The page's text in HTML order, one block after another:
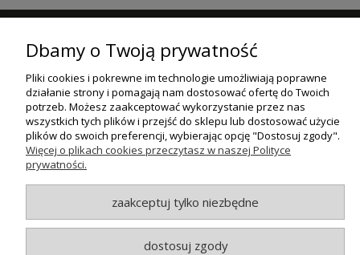
ZAKUPY
POMOC
MOJE KONTO
INFORMACJE
Dbamy o Twoją prywatność
Pliki cookies i pokrewne im technologie umożliwiają poprawne
działanie strony i pomagają nam dostosować ofertę do Twoich
potrzeb. Możesz zaakceptować wykorzystanie przez nas
wszystkich tych plików i przejść do sklepu lub dostosować użycie
plików do swoich preferencji, wybierając opcję "Dostosuj zgody".
Więcej o plikach cookies przeczytasz w naszej Polityce
prywatności.
zaakceptuj tylko niezbędne
dostosuj zgody